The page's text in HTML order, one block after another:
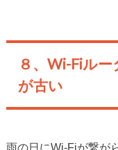
８、Wi-Fiル
が古い
雨の日にWi-Fiが繋が